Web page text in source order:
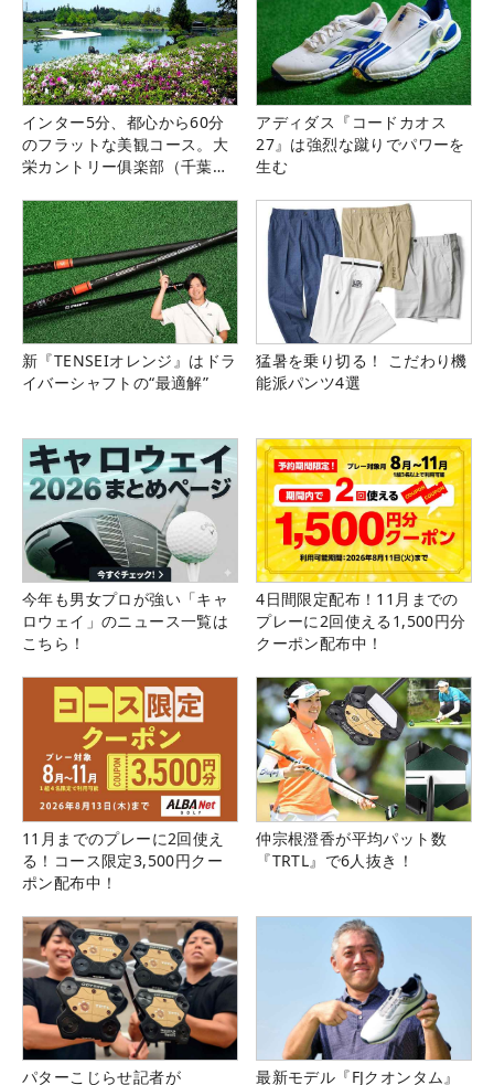
インター5分、都心から60分
のフラットな美観コース。大
栄カントリー俱楽部（千葉
アディダス『コードカオス
27』は強烈な蹴りでパワーを
生む
新『TENSEIオレンジ』はドラ
イバーシャフトの“最適解”
猛暑を乗り切る！ こだわり機
能派パンツ4選
今年も男女プロが強い「キャ
ロウェイ」のニュース一覧は
こちら！
4日間限定配布！11月までの
プレーに2回使える1,500円分
クーポン配布中！
11月までのプレーに2回使え
る！コース限定3,500円クー
ポン配布中！
仲宗根澄香が平均パット数
『TRTL』で6人抜き！
パターこじらせ記者が
最新モデル『FJクオンタム』